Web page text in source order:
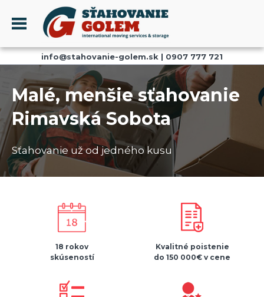
Menu
PROFIL
SŤAHOVANIE - SŤAHOVACIE SLUŽBY
DOPRAVA - DOPRAVNÉ SLUŽBY
AKCIE A ZĽAVY
SKLADOVANIE
REFERENCIE
CENNÍK
info@stahovanie-golem.sk | 0907 777 721
Malé, menšie sťahovanie
Rimavská Sobota
Sťahovanie už od jedného kusu
18 rokov
skúseností
Kvalitné poistenie
do 150 000€ v cene